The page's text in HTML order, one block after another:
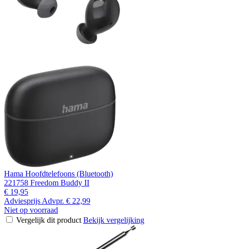
Hama Hoofdtelefoons (Bluetooth)
221758 Freedom Buddy II
€ 19,95
Adviesprijs Advpr. € 22,99
Niet op voorraad
Vergelijk dit product Bekijk vergelijking